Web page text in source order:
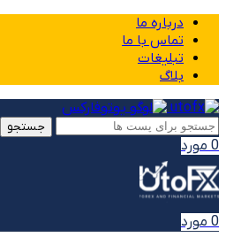
درباره ما
تماس با ما
تبلیغات
بلاگ
جستجو
0 مورد
0 مورد